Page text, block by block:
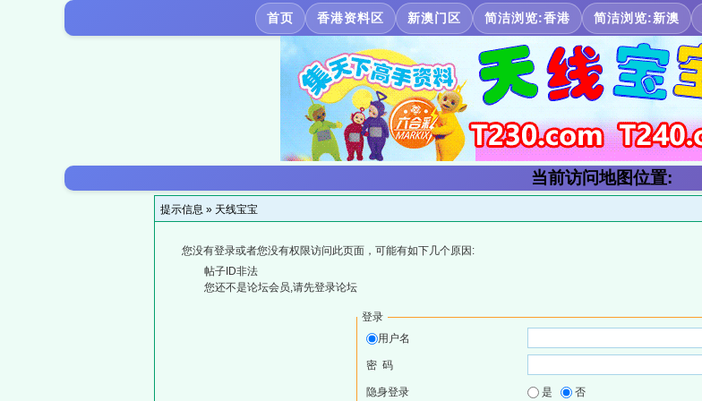
首页 香港资料区 新澳门区 简洁浏览:香港 简洁浏览:新澳
当前访问地图位置:
提示信息 » 天线宝宝
您没有登录或者您没有权限访问此页面，可能有如下几个原因:
帖子ID非法
您还不是论坛会员,请先登录论坛
登录
用户名
密 码
隐身登录 是 否